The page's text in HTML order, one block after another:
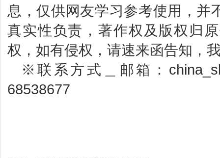
息，仅供网友学习参考使用，并
真实性负责，著作权及版权归
权，如有侵权，请速来函告知，
※联系方式＿邮箱：
68538677